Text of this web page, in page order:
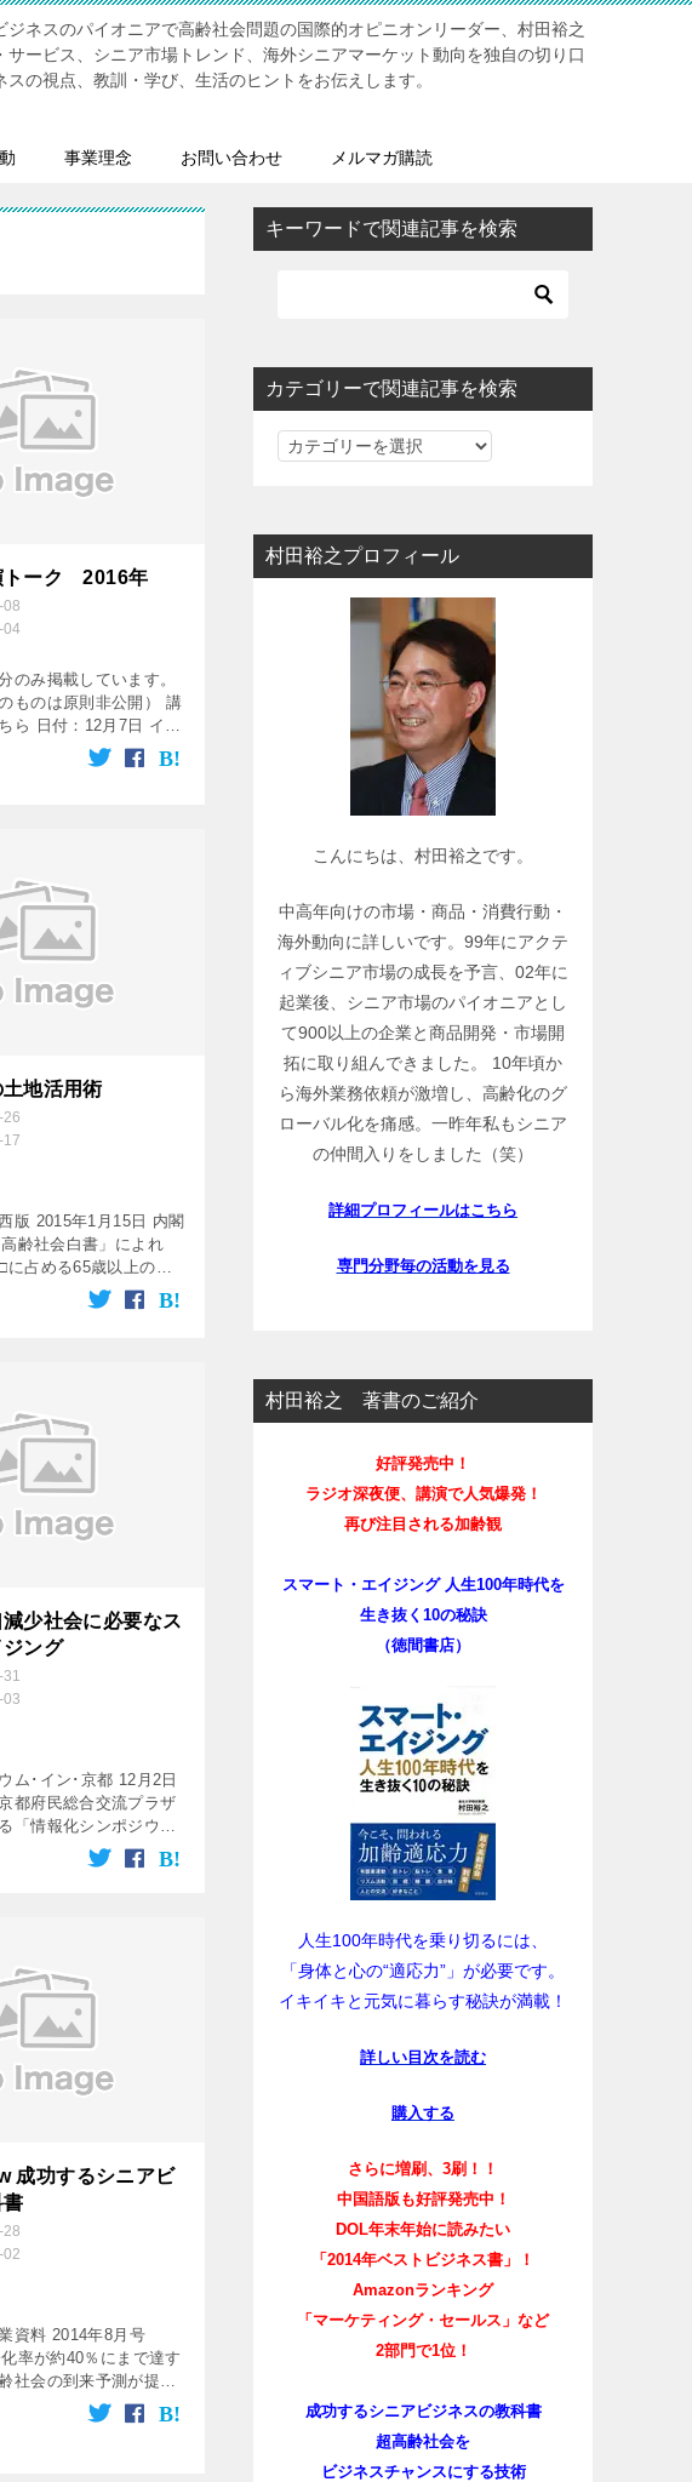
ジネスのパイオニアで高齢社会問題の国際的オピニオンリーダー、村田裕之
サービス、シニア市場トレンド、海外シニアマーケット動向を独自の切り口
スの視点、教訓・学び、生活のヒントをお伝えします。
事業理念 お問い合わせ メルマガ購読
トーク 2016年
08
04
のみ掲載しています。
ものは原則非公開） 講
ら 日付：12月7日 イベ
と公衆衛生Social
and public hea […]
地活用術
26
17
版 2015年1月15日 内閣
齢社会白書」によれ
占める65歳以上の人
率）は13年に25％を超
％に達する見込みだ。こ
少社会に必要なス
ング
31
03
ム･イン･京都 12月2日
都府民総合交流プラザ
「情報化シンポジウム･
念講演を行うことになり
産性本部はじめ多くの
成功するシニアビ
書
28
02
資料 2014年8月号
率が約40％にまで達す
社会の到来予測が提示
アビジネスがますます
。本書は、同分野のパ
キーワードで関連記事を検索
カテゴリーで関連記事を検索
カ
リ
ー
村田裕之プロフィール
こんにちは、村田裕之です。
中高年向けの市場・商品・消費行動・
海外動向に詳しいです。99年にアクテ
ィブシニア市場の成長を予言、02年に
起業後、シニア市場のパイオニアとし
て900以上の企業と商品開発・市場開
拓に取り組んできました。 10年頃か
ら海外業務依頼が激増し、高齢化のグ
ローバル化を痛感。一昨年私もシニア
の仲間入りをしました（笑）
詳細プロフィールはこちら
専門分野毎の活動を見る
村田裕之 著書のご紹介
好評発売中！
ラジオ深夜便、講演で人気爆発！
再び注目される加齢観
スマート・エイジング 人生100年時代を
生き抜く10の秘訣
（徳間書店）
人生100年時代を乗り切るには、
「身体と心の“適応力”」が必要です。
イキイキと元気に暮らす秘訣が満載！
詳しい目次を読む
購入する
さらに増刷、3刷！！
中国語版も好評発売中！
DOL年末年始に読みたい
「2014年ベストビジネス書」！
Amazonランキング
「マーケティング・セールス」など
2部門で1位！
成功するシニアビジネスの教科書
超高齢社会を
ビジネスチャンスにする技術